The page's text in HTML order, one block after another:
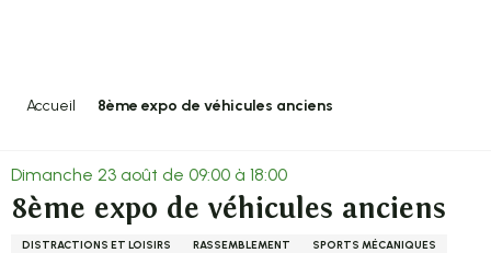
Accueil 8ème expo de véhicules anciens
Dimanche 23 août de 09:00 à 18:00
8ème expo de véhicules anciens
DISTRACTIONS ET LOISIRS RASSEMBLEMENT
SPORTS MÉCANIQUES